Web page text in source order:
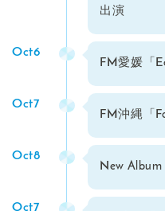
出演
FM愛媛「
Oct6
FM沖縄「
Oct7
New
Oct8
Oct7